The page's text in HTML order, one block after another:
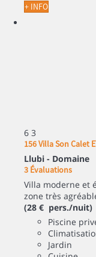
+ INFO
6 3
156 Villa Son Calet
Llubi - Domaine
3 Évaluations
Villa moderne et
zone très
(28 € pers./nuit)
Piscine
Jardin